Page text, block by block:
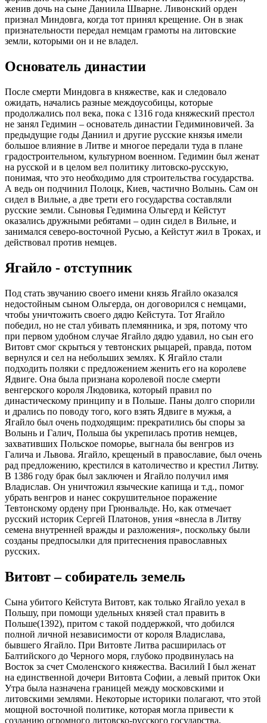
женив дочь на сыне Даниила Шварне. Ливонский орден
признал Миндовга, когда тот принял крещение. Он в знак
признательности передал немцам грамоты на литовские
земли, которыми он и не владел.
Основатель династии
После смерти Миндовга в княжестве, как и следовало
ожидать, начались разные междоусобицы, которые
продолжались пол века, пока с 1316 года княжеский престол
не занял Гедимин – основатель династии Гедиминовичей. За
предыдущие годы Даниил и другие русские князья имели
большое влияние в Литве и многое передали туда в плане
градостроительном, культурном военном. Гедимин был женат
на русской и в целом вел политику литовско-русскую,
понимая, что это необходимо для строительства государства.
А ведь он подчинил Полоцк, Киев, частично Волынь. Сам он
сидел в Вильне, а две трети его государства составляли
русские земли. Сыновья Гедимина Ольгерд и Кейстут
оказались дружными ребятами – один сидел в Вильне, и
занимался северо-восточной Русью, а Кейстут жил в Троках, и
действовал против немцев.
Ягайло - отступник
Под стать звучанию своего имени князь Ягайло оказался
недостойным сыном Ольгерда, он договорился с немцами,
чтобы уничтожить своего дядю Кейстута. Тот Ягайло
победил, но не стал убивать племянника, и зря, потому что
при первом удобном случае Ягайло дядю удавил, но сын его
Витовт смог скрыться у тевтонских рыцарей, правда, потом
вернулся и сел на небольших землях. К Ягайло стали
подходить поляки с предложением женить его на королеве
Ядвиге. Она была признана королевой после смерти
венгерского короля Людовика, который правил по
династическому принципу и в Польше. Паны долго спорили
и дрались по поводу того, кого взять Ядвиге в мужья, а
Ягайло был очень подходящим: прекратились бы споры за
Волынь и Галич, Польша бы укрепилась против немцев,
захвативших Польское поморье, выгнала бы венгров из
Галича и Львова. Ягайло, крещеный в православие, был очень
рад предложению, крестился в католичество и крестил Литву.
В 1386 году брак был заключен и Ягайло получил имя
Владислав. Он уничтожил языческие капища и т.д., помог
убрать венгров и нанес сокрушительное поражение
Тевтонскому ордену при Грюнвальде. Но, как отмечает
русский историк Сергей Платонов, уния «внесла в Литву
семена внутренней вражды и разложения», поскольку были
созданы предпосылки для притеснения православных
русских.
Витовт – собиратель земель
Сына убитого Кейстута Витовт, как только Ягайло уехал в
Польшу, при помощи удельных князей стал править в
Польше(1392), притом с такой поддержкой, что добился
полной личной независимости от короля Владислава,
бывшего Ягайло. При Витовте Литва расширилась от
Балтийского до Черного моря, глубоко продвинулась на
Восток за счет Смоленского княжества. Василий I был женат
на единственной дочери Витовта Софии, а левый приток Оки
Утра была назначена границей между московскими и
литовскими землями. Некоторые историки полагают, что этой
мощной восточной политике, которая могла привести к
созданию огромного литовско-русского государства,